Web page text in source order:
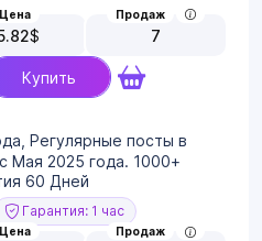
Цена
$
Продаж
7
Купить
Регулярные посты в
Мая 2025 года. 1000+
60 Дней
Гарантия: 1 час
Цена Продаж